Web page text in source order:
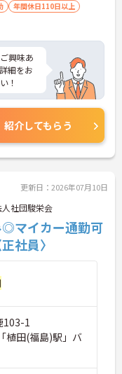
年間休日110日以上
興味あ
細をお
！
紹介してもらう
更新日：2026年07月10日
社団駿栄会
◎マイカー通勤可
社員〉
103-1
植田(福島)駅」バ